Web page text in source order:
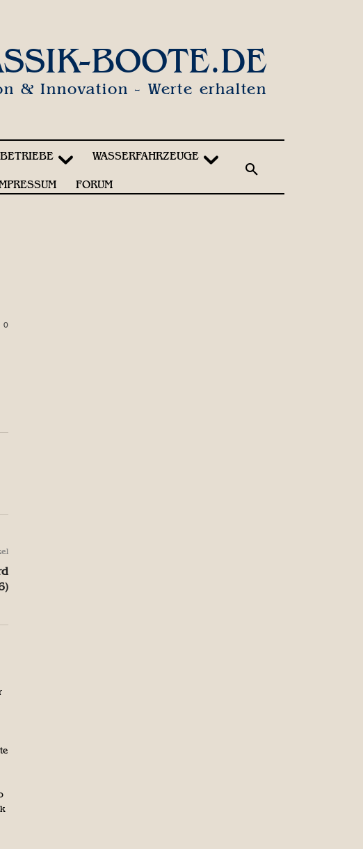
BOOTE.DE
& Innovation - Werte erhalten
BETRIEBE WASSERFAHRZEUGE
FORUM
0